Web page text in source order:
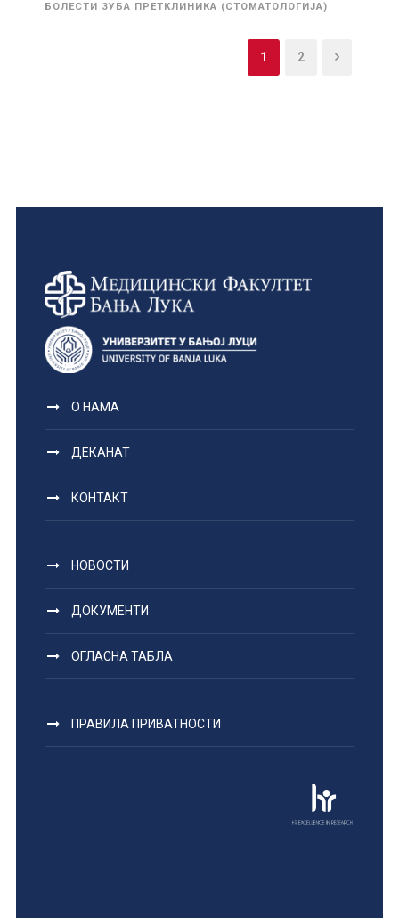
БОЛЕСТИ ЗУБА ПРЕТКЛИНИКА (СТОМАТОЛОГИЈА)
1 2
О НАМА
ДЕКАНАТ
КОНТАКТ
НОВОСТИ
ДОКУМЕНТИ
ОГЛАСНА ТАБЛА
ПРАВИЛА ПРИВАТНОСТИ